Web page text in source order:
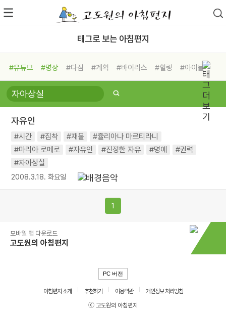
태그로 보는 아침편지
#유튜브 #명상 #다짐 #계획 #바이러스 #힐링
#아이들
#비전캠프
#독서캠프 #삶
#희망
#나눔 #친구 #링컨학교
#독서
#건강
자유인
#시간 #집착 #재물
#쥴리아나 마르티라니
#마리아 로메로
#자유인 #진정한 자유 #명예
#권력
#자아상실
2008.3.18. 화요일
1
모바일 앱 다운로드
고도원의 아침편지
PC 버전
아침편지 소개 추천하기 이용약관
개인정보 처리방침
ⓒ 고도원의 아침편지